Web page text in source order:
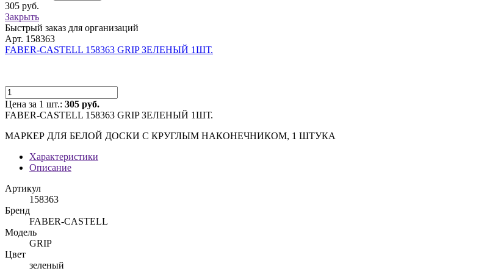
305 руб.
Закрыть
Быстрый заказ для организаций
Арт. 158363
FABER-CASTELL 158363 GRIP ЗЕЛЕНЫЙ 1ШТ.
Цена за 1 шт.: 305 руб.
FABER-CASTELL 158363 GRIP ЗЕЛЕНЫЙ 1ШТ.
МАРКЕР ДЛЯ БЕЛОЙ ДОСКИ С КРУГЛЫМ НАКОНЕЧНИКОМ, 1 ШТУКА
Характеристики
Описание
Артикул
158363
Бренд
FABER-CASTELL
Модель
GRIP
Цвет
зеленый